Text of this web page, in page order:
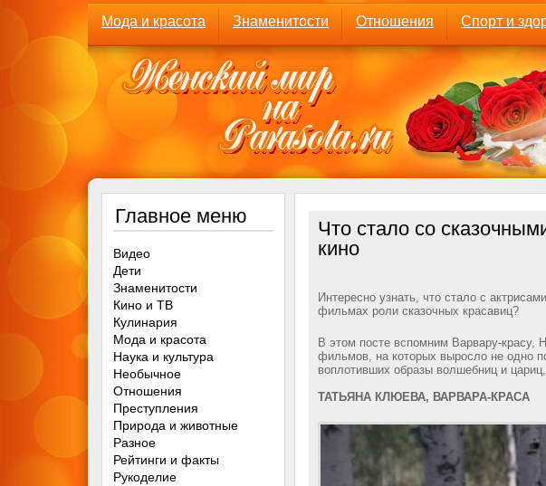
Мода и красота Знаменитости Отношения Спорт и
Что стало со
кино
Интересно узнать, что стало с
фильмах роли сказочных красавиц?
В этом посте вспомним Варвару-красу,
фильмов, на которых выросло не одно
воплотивших образы волшебниц и
ТАТЬЯНА КЛЮЕВА, ВАРВАРА-КРАСА
Главное меню
Видео
Дети
Знаменитости
Кино и ТВ
Кулинария
Мода и красота
Наука и культура
Необычное
Отношения
Преступления
Природа и животные
Разное
Рейтинги и факты
Рукоделие